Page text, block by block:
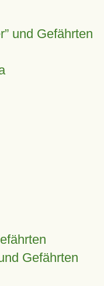
und Gefährten
Gefährten